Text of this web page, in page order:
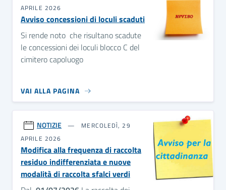
APRILE 2026
Avviso concessioni di loculi scaduti
Si rende noto che risultano scadute
le concessioni dei loculi blocco C del
cimitero capoluogo
VAI ALLA PAGINA
NOTIZIE
MERCOLEDÌ, 29
APRILE 2026
Modifica alla frequenza di raccolta
residuo indifferenziata e nuove
modalità di raccolta sfalci verdi